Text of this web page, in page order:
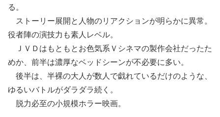
る。
ストーリー展開と人物のリアクションが明らかに異常。
役者陣の演技力も素人レベル。
ＪＶＤはもともとお色気系Ｖシネマの製作会社だったた
めか、前半は濃厚なベッドシーンが不必要に多い。
後半は、半裸の大人が数人で戯れているだけのような、
ゆるいバトルがダラダラ続く。
脱力必至の小規模ホラー映画。